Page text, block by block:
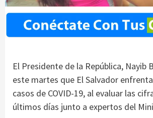
El Presidente de la República, Nayib
este martes que El Salvador
casos de COVID-19, al evaluar las
últimos días junto a expertos del